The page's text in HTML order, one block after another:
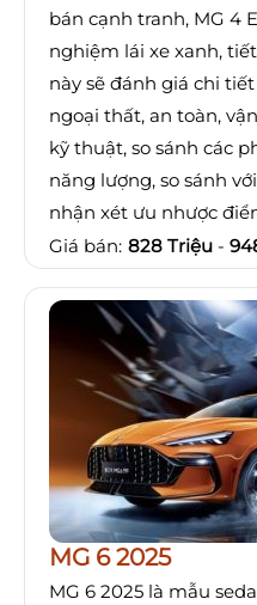
bán cạnh tranh, MG 4
nghiệm lái xe xanh,
này sẽ đánh giá chi
ngoại thất, an toàn,
kỹ thuật, so sánh các
năng lượng, so sánh
nhận xét ưu nhược
Giá bán: 828 Triệu -
MG 6 2025
MG 6 2025 là mẫu